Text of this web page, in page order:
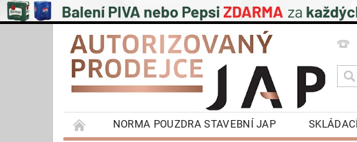
NORMA POUZDRA STAVEBNÍ JAP